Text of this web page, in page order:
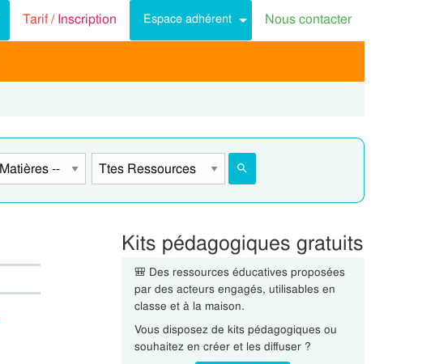
Tarif /Inscription Espace adhérent Nous contacter
Kits pédagogiques gratuits
🎒 Des ressources éducatives proposées
par des acteurs engagés, utilisables en
classe et à la maison.
Vous disposez de kits pédagogiques ou
souhaitez en créer et les diffuser ?